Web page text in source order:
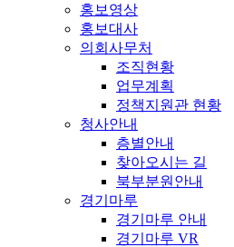
홍보영상
홍보대사
의회사무처
조직현황
업무계획
정책지원관 현황
청사안내
층별안내
찾아오시는 길
북부분원안내
경기마루
경기마루 안내
경기마루 VR